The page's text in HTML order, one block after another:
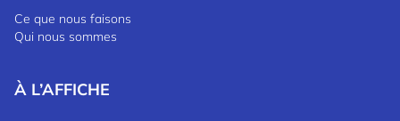
Ce que nous faisons
Qui nous sommes
À L’AFFICHE